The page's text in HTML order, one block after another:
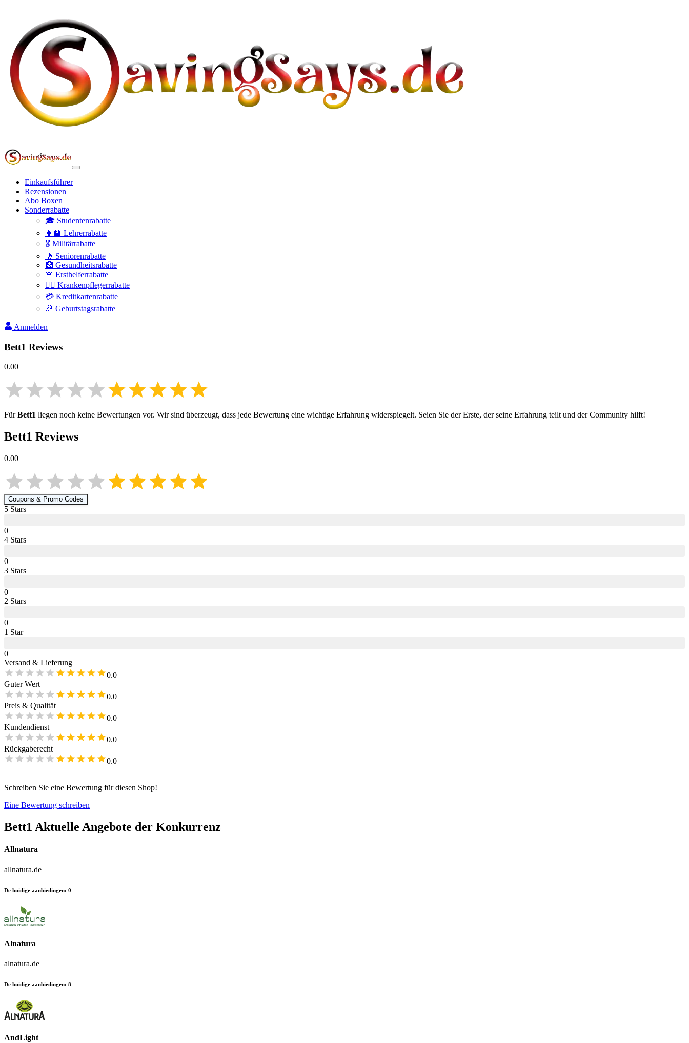
Einkaufsführer
Rezensionen
Abo Boxen
Sonderrabatte
🎓 Studentenrabatte
👩‍🏫 Lehrerrabatte
🎖️ Militärrabatte
👴 Seniorenrabatte
🏥 Gesundheitsrabatte
🚨 Ersthelferrabatte
👩‍⚕️ Krankenpflegerrabatte
💳 Kreditkartenrabatte
🎉 Geburtstagsrabatte
Anmelden
Bett1 Reviews
0.00
FürBett1 liegen noch keine Bewertungen vor. Wir sind überzeugt, dass jede Bewertung eine wichtige Erfahrung widerspiegelt. Seien Sie der Erste, der seine Erfahrung teilt und der Community hilft!
Bett1 Reviews
0.00
Coupons & Promo Codes
5 Stars
0
4 Stars
0
3 Stars
0
2 Stars
0
1 Star
0
Versand & Lieferung
0.0
Guter Wert
0.0
Preis & Qualität
0.0
Kundendienst
0.0
Rückgaberecht
0.0
Schreiben Sie eine Bewertung für diesen Shop!
Eine Bewertung schreiben
Bett1 Aktuelle Angebote der Konkurrenz
Allnatura
allnatura.de
De huidige aanbiedingen: 0
Alnatura
alnatura.de
De huidige aanbiedingen: 8
AndLight